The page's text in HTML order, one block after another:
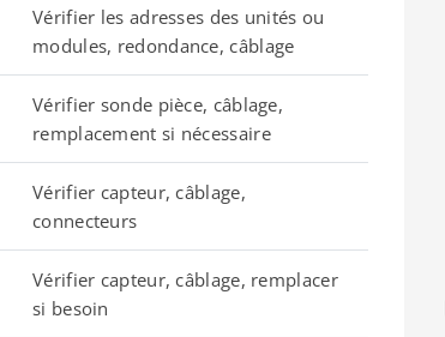
Vérifier les adresses des unités ou
modules, redondance, câblage
Vérifier sonde pièce, câblage,
remplacement si nécessaire
Vérifier capteur, câblage,
connecteurs
Vérifier capteur, câblage, remplacer
si besoin